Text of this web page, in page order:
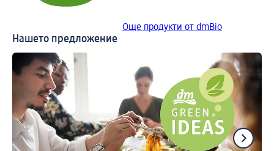
Още продукти от dmBio
Нашето предложение